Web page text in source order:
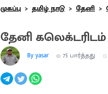
முகப்பு
தமிழ் நாடு தேனி
தேனி
By yasar 75 பார்த்தது